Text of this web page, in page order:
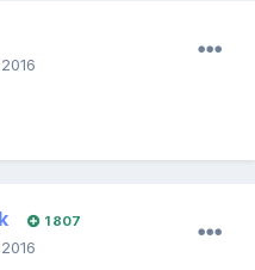
1 807